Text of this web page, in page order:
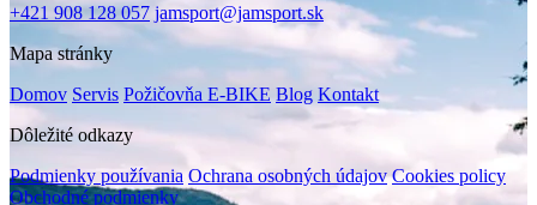
+421 908 128 057 jamsport@jamsport.sk
Mapa stránky
Domov Servis Požičovňa E-BIKE Blog Kontakt
Dôležité odkazy
Podmienky používania Ochrana osobných údajov Cookies policy
Obchodné podmienky